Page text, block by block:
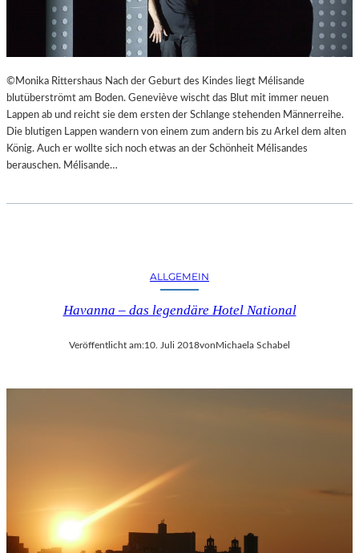
©Monika Rittershaus Nach der Geburt des Kindes liegt Mélisande
blutüberströmt am Boden. Geneviève wischt das Blut mit immer neuen
Lappen ab und reicht sie dem ersten der Schlange stehenden Männerreihe.
Die blutigen Lappen wandern von einem zum andern bis zu Arkel dem alten
König. Auch er wollte sich noch etwas an der Schönheit Mélisandes
berauschen. Mélisande…
ALLGEMEIN
Havanna – das legendäre Hotel National
Veröffentlicht am:10. Juli 2018vonMichaela Schabel